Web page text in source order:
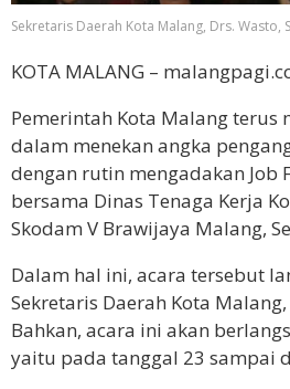
Sekretaris Daerah Kota Malang, Drs. Wasto,
KOTA MALANG –
Pemerintah Kota Malang terus
dalam menekan angka
dengan rutin mengadakan Job
bersama Dinas Tenaga Kerja
Skodam V Brawijaya Malang,
Dalam hal ini, acara tersebut
Sekretaris Daerah Kota Malang,
Bahkan, acara ini akan
yaitu pada tanggal 23 sampai